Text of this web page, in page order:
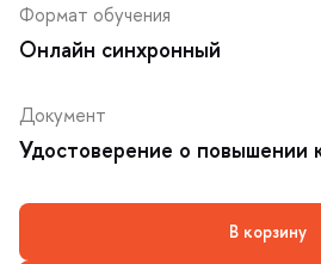
корзину
Формат обучения
Онлайн синхронный
Документ
Удостоверение о повышении